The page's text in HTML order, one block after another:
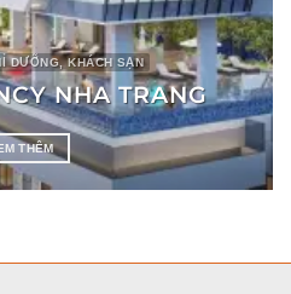
DƯỠNG, KHÁCH SẠN
NHA TRANG
THÊM